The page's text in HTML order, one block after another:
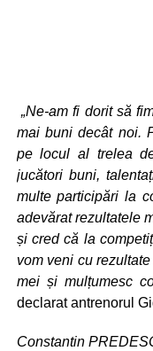
„Ne-am fi dorit să
mai buni decât noi.
pe locul al trelea
jucători buni,
multe participări la
adevărat rezultatele
și cred că la
vom veni cu
mei și mulțumesc
declarat antrenorul
Constantin